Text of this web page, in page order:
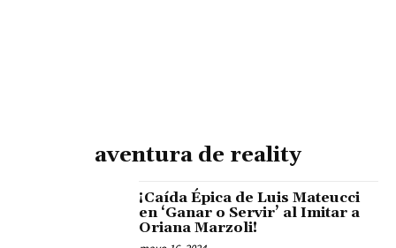
aventura de reality
¡Caída Épica de Luis Mateucci
en ‘Ganar o Servir’ al Imitar a
Oriana Marzoli!